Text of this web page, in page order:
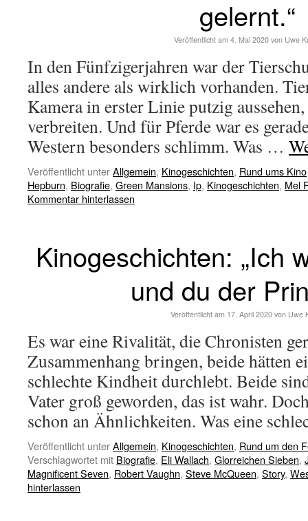
gelernt.“
Veröffentlicht am 4. Mai 2020 von Uwe
In den Fünfzigerjahren war der
alles andere als wirklich vorhanden.
Kamera in erster Linie putzig
verbreiten. Und für Pferde war es
Western besonders schlimm. Was …
Veröffentlicht unterAllgemein, Kinogeschichten, Rund ums Kino
Hepburn, Biografie, Green Mansions, Ip, Kinogeschichten, Mel
Kommentar hinterlassen
Kinogeschichten: „Ich
und du der
Veröffentlicht am 17. April 2020 von Uwe
Es war eine Rivalität, die Chronisten
Zusammenhang bringen, beide hätten
schlechte Kindheit durchlebt. Beide
Vater groß geworden, das ist wahr.
schon an Ähnlichkeiten. Was eine
Veröffentlicht unterAllgemein, Kinogeschichten, Rund um den
Verschlagwortet mit Biografie, Eli Wallach, Glorreichen Sieben,
Magnificent Seven, Robert Vaughn, Steve McQueen, Story,
hinterlassen